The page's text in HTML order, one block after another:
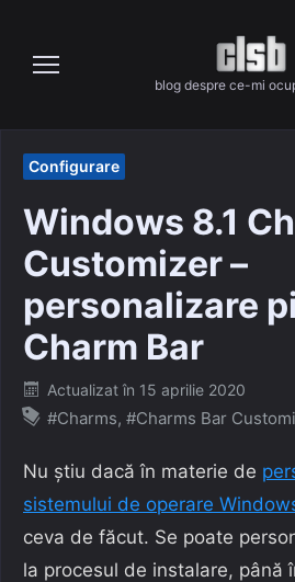
content
blog despre ce-mi
Configurare
Windows 8.1
Customizer –
personalizare
Charm Bar
Posted
on
Actualizat în 15 aprilie 2020
#Charms, #Charms Bar
Nu știu dacă în materie de
sistemului de operare
ceva de făcut. Se poate
la procesul de instalare, până